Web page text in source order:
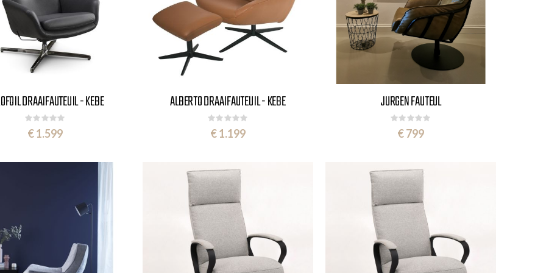
DRAAIFAUTEUIL - KEBE
Rating:
0%
€ 1.599
ALBERTO DRAAIFAUTEUIL - KEBE
Rating:
0%
€ 1.199
JURGEN FAUTEUL
Rating:
0%
€ 799